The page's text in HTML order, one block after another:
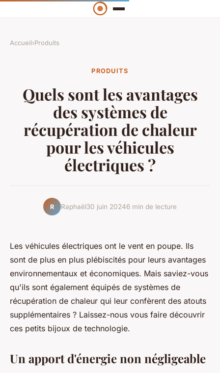
Accueil›Produits
PRODUITS
Quels sont les avantages
des systèmes de
récupération de chaleur
pour les véhicules
électriques ?
R Raphaël30 juin 20246 min de lecture
Les véhicules électriques ont le vent en poupe. Ils
sont de plus en plus plébiscités pour leurs avantages
environnementaux et économiques. Mais saviez-vous
qu'ils sont également équipés de systèmes de
récupération de chaleur qui leur confèrent des atouts
supplémentaires ? Laissez-nous vous faire découvrir
ces petits bijoux de technologie.
Un apport d'énergie non négligeable